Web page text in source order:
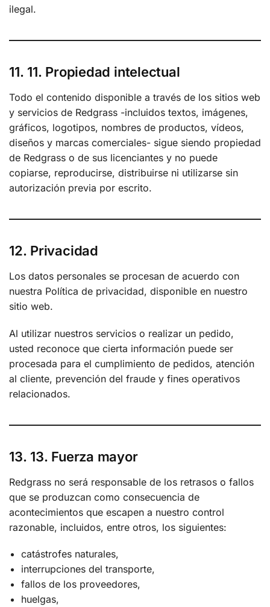
ilegal.
11. 11. Propiedad intelectual
Todo el contenido disponible a través de los sitios web
y servicios de Redgrass -incluidos textos, imágenes,
gráficos, logotipos, nombres de productos, vídeos,
diseños y marcas comerciales- sigue siendo propiedad
de Redgrass o de sus licenciantes y no puede
copiarse, reproducirse, distribuirse ni utilizarse sin
autorización previa por escrito.
12. Privacidad
Los datos personales se procesan de acuerdo con
nuestra Política de privacidad, disponible en nuestro
sitio web.
Al utilizar nuestros servicios o realizar un pedido,
usted reconoce que cierta información puede ser
procesada para el cumplimiento de pedidos, atención
al cliente, prevención del fraude y fines operativos
relacionados.
13. 13. Fuerza mayor
Redgrass no será responsable de los retrasos o fallos
que se produzcan como consecuencia de
acontecimientos que escapen a nuestro control
razonable, incluidos, entre otros, los siguientes:
catástrofes naturales,
interrupciones del transporte,
fallos de los proveedores,
huelgas,